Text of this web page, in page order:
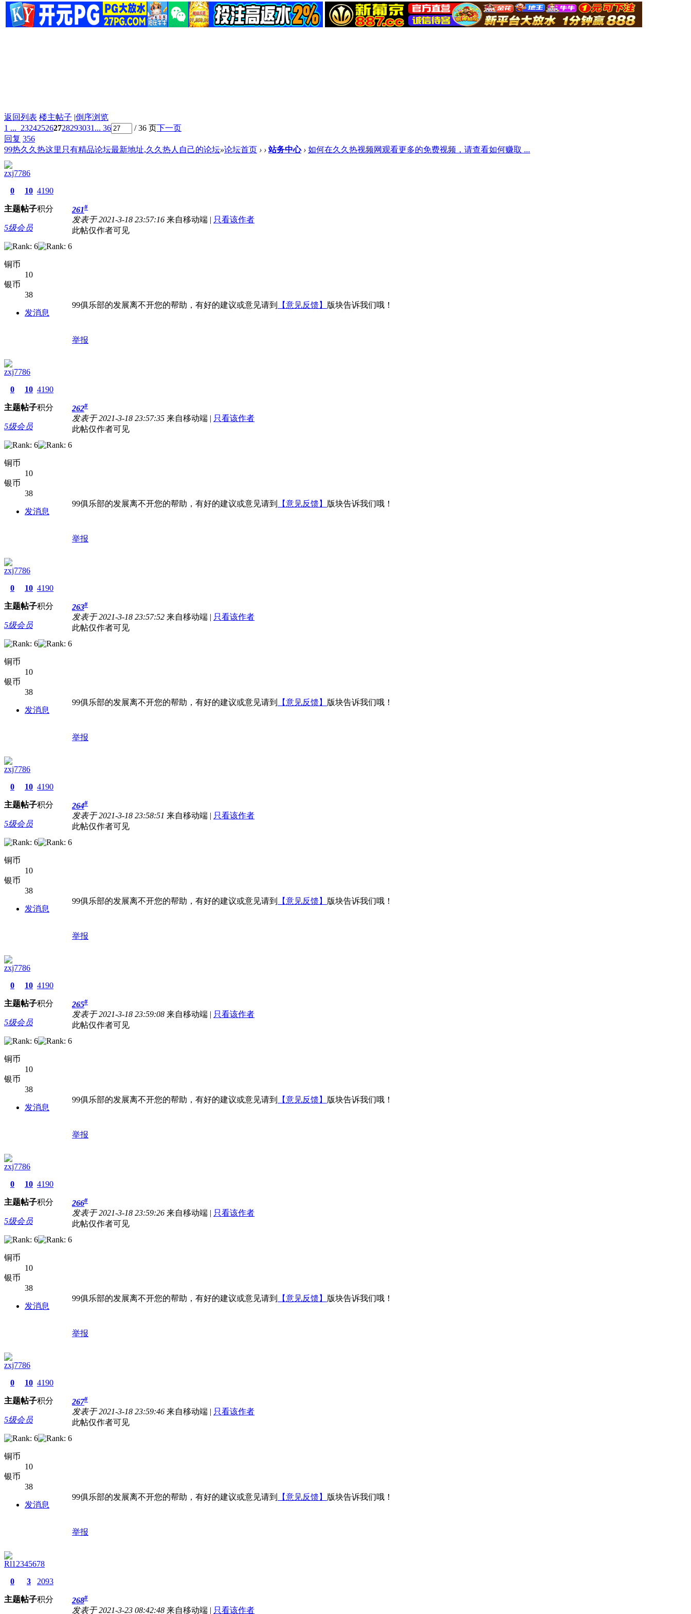
返回列表 楼主帖子 |倒序浏览
1 ... 232425262728293031 ... 36 / 36 页下一页
回复 356
99热久久热这里只有精品论坛最新地址,久久热人自己的论坛»论坛首页 › › 站务中心 › 如何在久久热视频网观看更多的免费视频，请查看如何赚取 ...
zxj7786
0
主题
10
帖子
4190
积分
5级会员
铜币
10
银币
38
发消息
261#
发表于 2021-3-18 23:57:16 来自移动端 | 只看该作者
此帖仅作者可见
99俱乐部的发展离不开您的帮助，有好的建议或意见请到 【意见反馈】 版块告诉我们哦！
举报
zxj7786
0
主题
10
帖子
4190
积分
5级会员
铜币
10
银币
38
发消息
262#
发表于 2021-3-18 23:57:35 来自移动端 | 只看该作者
此帖仅作者可见
99俱乐部的发展离不开您的帮助，有好的建议或意见请到 【意见反馈】 版块告诉我们哦！
举报
zxj7786
0
主题
10
帖子
4190
积分
5级会员
铜币
10
银币
38
发消息
263#
发表于 2021-3-18 23:57:52 来自移动端 | 只看该作者
此帖仅作者可见
99俱乐部的发展离不开您的帮助，有好的建议或意见请到 【意见反馈】 版块告诉我们哦！
举报
zxj7786
0
主题
10
帖子
4190
积分
5级会员
铜币
10
银币
38
发消息
264#
发表于 2021-3-18 23:58:51 来自移动端 | 只看该作者
此帖仅作者可见
99俱乐部的发展离不开您的帮助，有好的建议或意见请到 【意见反馈】 版块告诉我们哦！
举报
zxj7786
0
主题
10
帖子
4190
积分
5级会员
铜币
10
银币
38
发消息
265#
发表于 2021-3-18 23:59:08 来自移动端 | 只看该作者
此帖仅作者可见
99俱乐部的发展离不开您的帮助，有好的建议或意见请到 【意见反馈】 版块告诉我们哦！
举报
zxj7786
0
主题
10
帖子
4190
积分
5级会员
铜币
10
银币
38
发消息
266#
发表于 2021-3-18 23:59:26 来自移动端 | 只看该作者
此帖仅作者可见
99俱乐部的发展离不开您的帮助，有好的建议或意见请到 【意见反馈】 版块告诉我们哦！
举报
zxj7786
0
主题
10
帖子
4190
积分
5级会员
铜币
10
银币
38
发消息
267#
发表于 2021-3-18 23:59:46 来自移动端 | 只看该作者
此帖仅作者可见
99俱乐部的发展离不开您的帮助，有好的建议或意见请到 【意见反馈】 版块告诉我们哦！
举报
Rl12345678
0
主题
3
帖子
2093
积分 268#
发表于 2021-3-23 08:42:48 来自移动端 | 只看该作者